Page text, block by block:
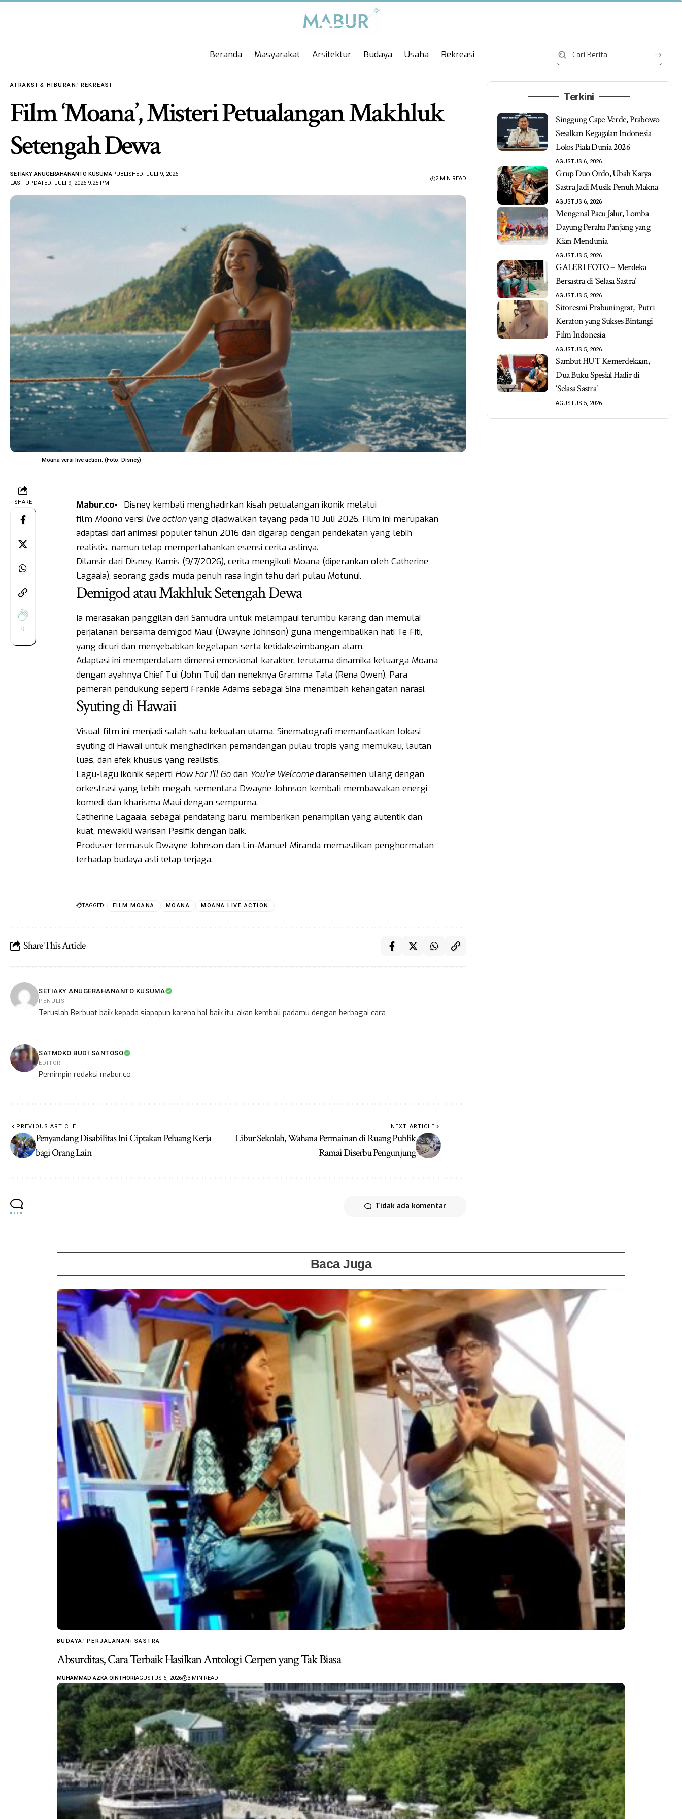
Beranda Masyarakat Arsitektur Budaya Usaha Rekreasi
ATRAKSI & HIBURAN REKREASI
Film ‘Moana’, Misteri Petualangan Makhluk
Setengah Dewa
LAST UPDATED: JULI 9, 2026 9:25 PM
SETIAKY ANUGERAHANANTO KUSUMAPUBLISHED: JULI 9, 2026
2 MIN READ
Moana versi live action. (Foto: Disney)
SHARE
0
Mabur.co- Disney kembali menghadirkan kisah petualangan ikonik melalui
film Moanaversi live actionyang dijadwalkan tayang pada 10 Juli 2026. Film ini merupakan
adaptasi dari animasi populer tahun 2016 dan digarap dengan pendekatan yang lebih
realistis, namun tetap mempertahankan esensi cerita aslinya.
Dilansir dari Disney, Kamis (9/7/2026), cerita mengikuti Moana (diperankan oleh Catherine
Lagaaia), seorang gadis muda penuh rasa ingin tahu dari pulau Motunui.
Demigod atau Makhluk Setengah Dewa
Ia merasakan panggilan dari Samudra untuk melampaui terumbu karang dan memulai
perjalanan bersama demigod Maui (Dwayne Johnson) guna mengembalikan hati Te Fiti,
yang dicuri dan menyebabkan kegelapan serta ketidakseimbangan alam.
Adaptasi ini memperdalam dimensi emosional karakter, terutama dinamika keluarga Moana
dengan ayahnya Chief Tui (John Tui) dan neneknya Gramma Tala (Rena Owen). Para
pemeran pendukung seperti Frankie Adams sebagai Sina menambah kehangatan narasi.
Syuting di Hawaii
Visual film ini menjadi salah satu kekuatan utama. Sinematografi memanfaatkan lokasi
syuting di Hawaii untuk menghadirkan pemandangan pulau tropis yang memukau, lautan
luas, dan efek khusus yang realistis.
Lagu-lagu ikonik seperti How Far I’ll Godan You’re Welcomediaransemen ulang dengan
orkestrasi yang lebih megah, sementara Dwayne Johnson kembali membawakan energi
komedi dan kharisma Maui dengan sempurna.
Catherine Lagaaia, sebagai pendatang baru, memberikan penampilan yang autentik dan
kuat, mewakili warisan Pasifik dengan baik.
Produser termasuk Dwayne Johnson dan Lin-Manuel Miranda memastikan penghormatan
terhadap budaya asli tetap terjaga.
TAGGED: FILM MOANA MOANA MOANA LIVE ACTION
Share This Article
SETIAKY ANUGERAHANANTO KUSUMA
PENULIS
Teruslah Berbuat baik kepada siapapun karena hal baik itu, akan kembali padamu dengan berbagai cara
SATMOKO BUDI SANTOSO
EDITOR
Pemimpin redaksi mabur.co
PREVIOUS ARTICLE
Penyandang Disabilitas Ini Ciptakan Peluang Kerja
bagi Orang Lain
NEXT ARTICLE
Libur Sekolah, Wahana Permainan di Ruang Publik
Ramai Diserbu Pengunjung
Tidak ada komentar
Terkini
Singgung Cape Verde, Prabowo
Sesalkan Kegagalan Indonesia
Lolos Piala Dunia 2026
AGUSTUS 6, 2026
Grup Duo Ordo, Ubah Karya
Sastra Jadi Musik Penuh Makna
AGUSTUS 6, 2026
Mengenal Pacu Jalur, Lomba
Dayung Perahu Panjang yang
Kian Mendunia
AGUSTUS 5, 2026
GALERI FOTO – Merdeka
Bersastra di ‘Selasa Sastra’
AGUSTUS 5, 2026
Sitoresmi Prabuningrat, Putri
Keraton yang Sukses Bintangi
Film Indonesia
AGUSTUS 5, 2026
Sambut HUT Kemerdekaan,
Dua Buku Spesial Hadir di
‘Selasa Sastra’
AGUSTUS 5, 2026
Baca Juga
BUDAYA PERJALANAN SASTRA
Absurditas, Cara Terbaik Hasilkan Antologi Cerpen yang Tak Biasa
MUHAMMAD AZKA QINTHORIAGUSTUS 6, 2026 3 MIN READ